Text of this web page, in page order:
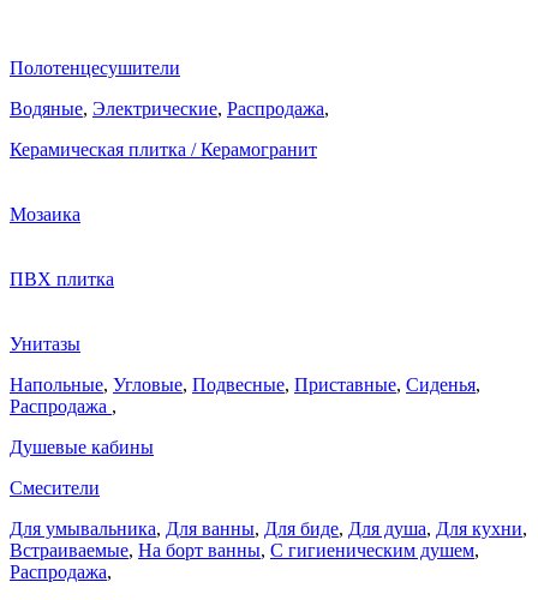
Полотенцесушители
Водяные, Электрические, Распродажа,
Керамическая плитка / Керамогранит
Мозаика
ПВХ плитка
Унитазы
Напольные, Угловые, Подвесные, Приставные, Сиденья,
Распродажа ,
Душевые кабины
Смесители
Для умывальника, Для ванны, Для биде, Для душа, Для кухни,
Встраиваемые, На борт ванны, C гигиеническим душем,
Распродажа,